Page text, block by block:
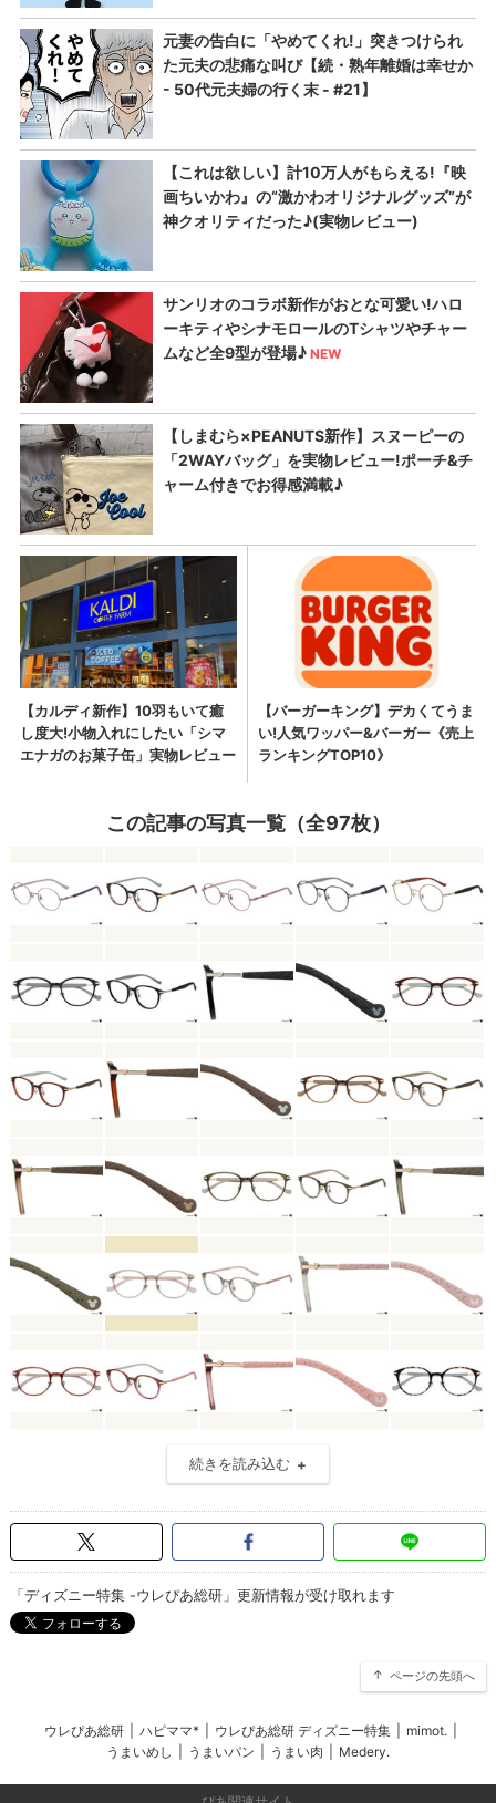
この記事の写真一覧（全97枚）
続きを読み込む
「ディズニー特集 -ウレぴあ総研」更新情報が受け取れます
ページの先頭へ
ウレぴあ総研 ハピママ* ウレぴあ総研 ディズニー特集 mimot.
うまいめし
うまいパン うまい肉 Medery.